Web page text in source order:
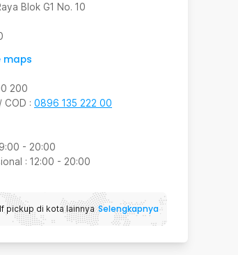
Blok G1 No. 10
maps
200
COD : 0896 135 222 00
- 20:00
: 12:00 - 20:00
pickup di kota lainnya Selengkapnya